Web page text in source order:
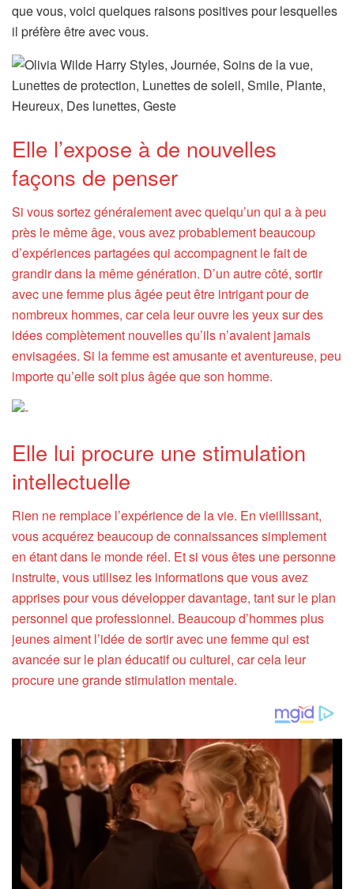
que vous, voici quelques raisons positives pour lesquelles
il préfère être avec vous.
Elle l’expose à de nouvelles
façons de penser
Si vous sortez généralement avec quelqu’un qui a à peu
près le même âge, vous avez probablement beaucoup
d’expériences partagées qui accompagnent le fait de
grandir dans la même génération. D’un autre côté, sortir
avec une femme plus âgée peut être intrigant pour de
nombreux hommes, car cela leur ouvre les yeux sur des
idées complètement nouvelles qu’ils n’avaient jamais
envisagées. Si la femme est amusante et aventureuse, peu
importe qu’elle soit plus âgée que son homme.
Elle lui procure une stimulation
intellectuelle
Rien ne remplace l’expérience de la vie. En vieillissant,
vous acquérez beaucoup de connaissances simplement
en étant dans le monde réel. Et si vous êtes une personne
instruite, vous utilisez les informations que vous avez
apprises pour vous développer davantage, tant sur le plan
personnel que professionnel. Beaucoup d’hommes plus
jeunes aiment l’idée de sortir avec une femme qui est
avancée sur le plan éducatif ou culturel, car cela leur
procure une grande stimulation mentale.